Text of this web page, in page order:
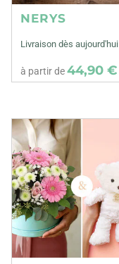
NERYS
Livraison dès aujourd'hui
à partir de44,90 €